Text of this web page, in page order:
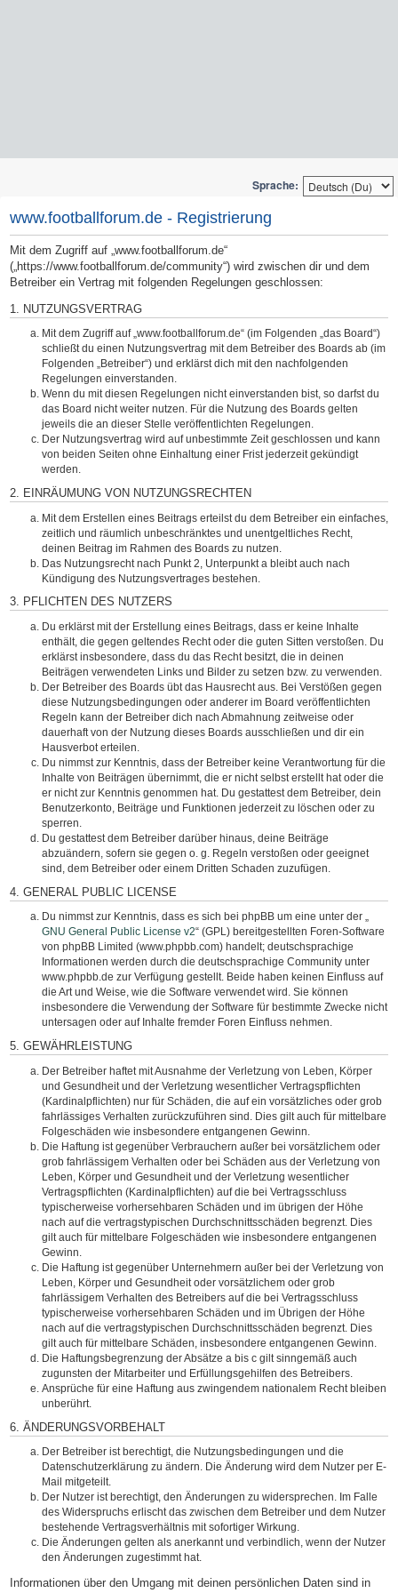
Sprache:
www.footballforum.de - Registrierung
Mit dem Zugriff auf „www.footballforum.de“
(„https://www.footballforum.de/community“) wird zwischen dir und dem
Betreiber ein Vertrag mit folgenden Regelungen geschlossen:
1. NUTZUNGSVERTRAG
Mit dem Zugriff auf „www.footballforum.de“ (im Folgenden „das Board“)
schließt du einen Nutzungsvertrag mit dem Betreiber des Boards ab (im
Folgenden „Betreiber“) und erklärst dich mit den nachfolgenden
Regelungen einverstanden.
Wenn du mit diesen Regelungen nicht einverstanden bist, so darfst du
das Board nicht weiter nutzen. Für die Nutzung des Boards gelten
jeweils die an dieser Stelle veröffentlichten Regelungen.
Der Nutzungsvertrag wird auf unbestimmte Zeit geschlossen und kann
von beiden Seiten ohne Einhaltung einer Frist jederzeit gekündigt
werden.
2. EINRÄUMUNG VON NUTZUNGSRECHTEN
Mit dem Erstellen eines Beitrags erteilst du dem Betreiber ein einfaches,
zeitlich und räumlich unbeschränktes und unentgeltliches Recht,
deinen Beitrag im Rahmen des Boards zu nutzen.
Das Nutzungsrecht nach Punkt 2, Unterpunkt a bleibt auch nach
Kündigung des Nutzungsvertrages bestehen.
3. PFLICHTEN DES NUTZERS
Du erklärst mit der Erstellung eines Beitrags, dass er keine Inhalte
enthält, die gegen geltendes Recht oder die guten Sitten verstoßen. Du
erklärst insbesondere, dass du das Recht besitzt, die in deinen
Beiträgen verwendeten Links und Bilder zu setzen bzw. zu verwenden.
Der Betreiber des Boards übt das Hausrecht aus. Bei Verstößen gegen
diese Nutzungsbedingungen oder anderer im Board veröffentlichten
Regeln kann der Betreiber dich nach Abmahnung zeitweise oder
dauerhaft von der Nutzung dieses Boards ausschließen und dir ein
Hausverbot erteilen.
Du nimmst zur Kenntnis, dass der Betreiber keine Verantwortung für die
Inhalte von Beiträgen übernimmt, die er nicht selbst erstellt hat oder die
er nicht zur Kenntnis genommen hat. Du gestattest dem Betreiber, dein
Benutzerkonto, Beiträge und Funktionen jederzeit zu löschen oder zu
sperren.
Du gestattest dem Betreiber darüber hinaus, deine Beiträge
abzuändern, sofern sie gegen o. g. Regeln verstoßen oder geeignet
sind, dem Betreiber oder einem Dritten Schaden zuzufügen.
4. GENERAL PUBLIC LICENSE
Du nimmst zur Kenntnis, dass es sich bei phpBB um eine unter der „
GNU General Public License v2“ (GPL) bereitgestellten Foren-Software
von phpBB Limited (www.phpbb.com) handelt; deutschsprachige
Informationen werden durch die deutschsprachige Community unter
www.phpbb.de zur Verfügung gestellt. Beide haben keinen Einfluss auf
die Art und Weise, wie die Software verwendet wird. Sie können
insbesondere die Verwendung der Software für bestimmte Zwecke nicht
untersagen oder auf Inhalte fremder Foren Einfluss nehmen.
5. GEWÄHRLEISTUNG
Der Betreiber haftet mit Ausnahme der Verletzung von Leben, Körper
und Gesundheit und der Verletzung wesentlicher Vertragspflichten
(Kardinalpflichten) nur für Schäden, die auf ein vorsätzliches oder grob
fahrlässiges Verhalten zurückzuführen sind. Dies gilt auch für mittelbare
Folgeschäden wie insbesondere entgangenen Gewinn.
Die Haftung ist gegenüber Verbrauchern außer bei vorsätzlichem oder
grob fahrlässigem Verhalten oder bei Schäden aus der Verletzung von
Leben, Körper und Gesundheit und der Verletzung wesentlicher
Vertragspflichten (Kardinalpflichten) auf die bei Vertragsschluss
typischerweise vorhersehbaren Schäden und im übrigen der Höhe
nach auf die vertragstypischen Durchschnittsschäden begrenzt. Dies
gilt auch für mittelbare Folgeschäden wie insbesondere entgangenen
Gewinn.
Die Haftung ist gegenüber Unternehmern außer bei der Verletzung von
Leben, Körper und Gesundheit oder vorsätzlichem oder grob
fahrlässigem Verhalten des Betreibers auf die bei Vertragsschluss
typischerweise vorhersehbaren Schäden und im Übrigen der Höhe
nach auf die vertragstypischen Durchschnittsschäden begrenzt. Dies
gilt auch für mittelbare Schäden, insbesondere entgangenen Gewinn.
Die Haftungsbegrenzung der Absätze a bis c gilt sinngemäß auch
zugunsten der Mitarbeiter und Erfüllungsgehilfen des Betreibers.
Ansprüche für eine Haftung aus zwingendem nationalem Recht bleiben
unberührt.
6. ÄNDERUNGSVORBEHALT
Der Betreiber ist berechtigt, die Nutzungsbedingungen und die
Datenschutzerklärung zu ändern. Die Änderung wird dem Nutzer per E-
Mail mitgeteilt.
Der Nutzer ist berechtigt, den Änderungen zu widersprechen. Im Falle
des Widerspruchs erlischt das zwischen dem Betreiber und dem Nutzer
bestehende Vertragsverhältnis mit sofortiger Wirkung.
Die Änderungen gelten als anerkannt und verbindlich, wenn der Nutzer
den Änderungen zugestimmt hat.
Informationen über den Umgang mit deinen persönlichen Daten sind in